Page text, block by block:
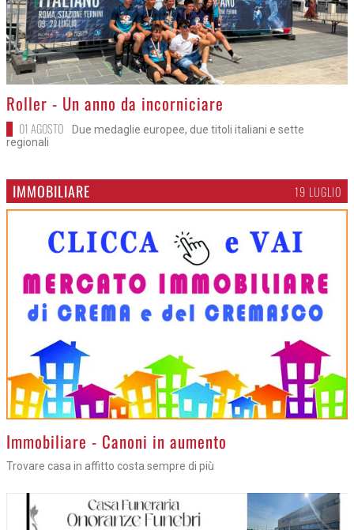
>
Roller - Un anno da incorniciare
01 AGOSTO
Due medaglie europee, due titoli italiani e sette
regionali
IMMOBILIARE 19 LUGLIO
>Immobiliare - Canoni in aumento
Trovare casa in affitto costa sempre di più